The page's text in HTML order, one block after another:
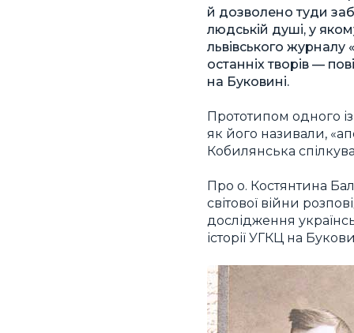
й дозволено туди
людській душі, у
львівського журналу
останніх творів —
на Буковині.
Прототипом одного
як його називали,
Кобилянська
Про о. Костянтина
світової війни
дослідження
історії УГКЦ на